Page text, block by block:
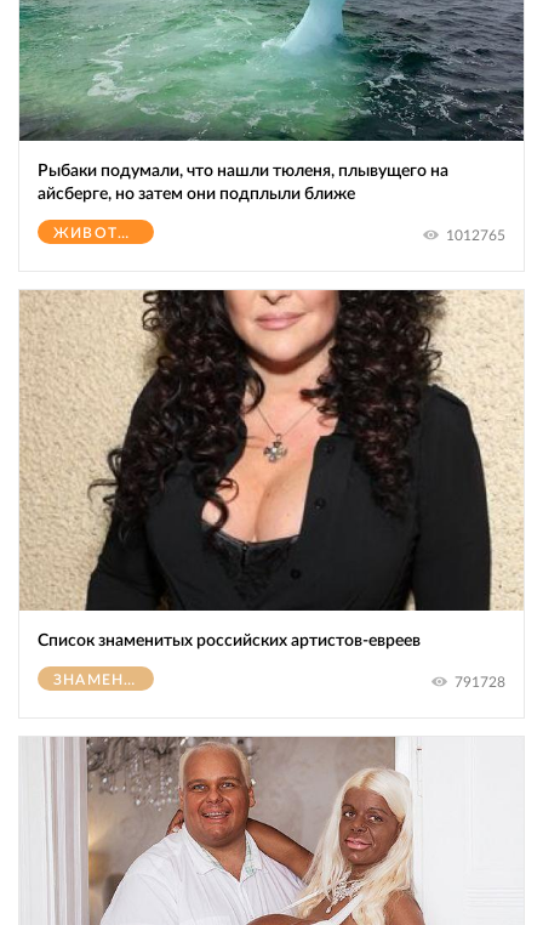
Рыбаки подумали, что нашли тюленя, плывущего на
айсберге, но затем они подплыли ближе
ЖИВОТНЫЕ 1012765
Список знаменитых российских артистов-евреев
ЗНАМЕНИТОСТИ 791728